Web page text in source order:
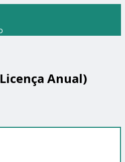
Anual)